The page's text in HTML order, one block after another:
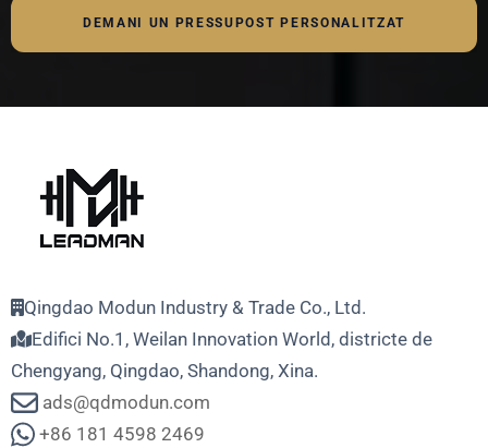
DEMANI UN PRESSUPOST PERSONALITZAT
Qingdao Modun Industry & Trade Co., Ltd.
Edifici No.1, Weilan Innovation World, districte de
Chengyang, Qingdao, Shandong, Xina.
ads@qdmodun.com
+86 181 4598 2469